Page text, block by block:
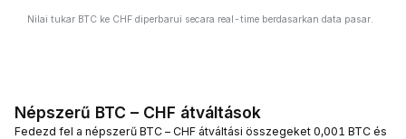
Nilai tukar BTC ke CHF diperbarui secara real-time berdasarkan data pasar.
Népszerű BTC – CHF átváltások
Fedezd fel a népszerű BTC – CHF átváltási összegeket 0,001 BTC és